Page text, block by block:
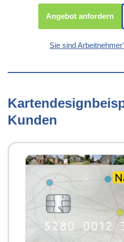
Angebot anfordern
Sie sind
Kunden